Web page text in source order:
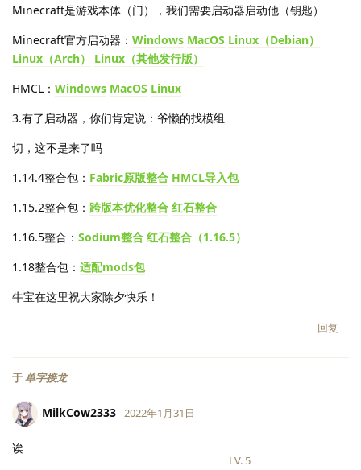
Minecraft是游戏本体（门），我们需要启动器启动他（钥匙）
Minecraft官方启动器： Windows MacOS Linux（Debian）
Linux（Arch）
Linux（其他发行版）
HMCL： Windows MacOS Linux
3.有了启动器，你们肯定说：爷懒的找模组
切，这不是来了吗
1.14.4整合包： Fabric原版整合 HMCL导入包
1.15.2整合包： 跨版本优化整合 红石整合
1.16.5整合： Sodium整合 红石整合（1.16.5）
1.18整合包： 适配mods包
牛宝在这里祝大家除夕快乐！
回复
于单字接龙
MilkCow2333
LV. 5
2022年1月31日
诶